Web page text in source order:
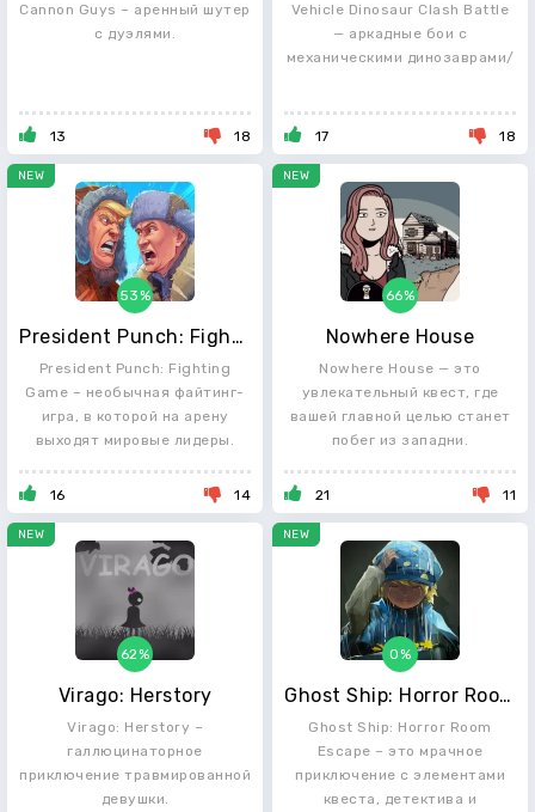
Cannon Guys – аренный шутер
с дуэлями.
13 18
Vehicle Dinosaur Clash Battle
— аркадные бои с
механическими динозаврами/
17 18
President Punch: Fighting Game
53%
President Punch: Fighting
Game – необычная файтинг-
игра, в которой на арену
выходят мировые лидеры.
16 14
NEW
Nowhere House
66%
Nowhere House — это
увлекательный квест, где
вашей главной целью станет
побег из западни.
21 11
NEW
Virago: Herstory
62%
Virago: Herstory –
галлюцинаторное
приключение травмированной
девушки.
NEW
Ghost Ship: Horror Room Escape
0%
Ghost Ship: Horror Room
Escape – это мрачное
приключение с элементами
квеста, детектива и
NEW